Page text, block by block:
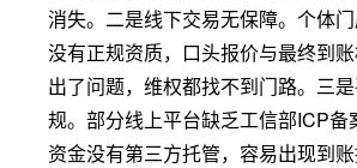
消失。二是线下交易无保障。个体
没有正规资质，口头报价与最终到
出了问题，维权都找不到门路。三
规。部分线上平台缺乏工信部ICP备
资金没有第三方托管，容易出现到